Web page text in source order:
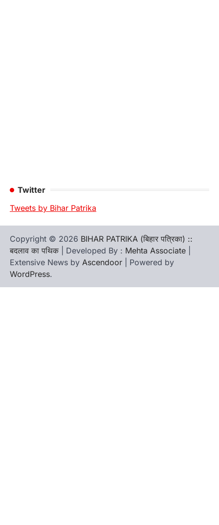
Twitter
Tweets by Bihar Patrika
Copyright © 2026 BIHAR PATRIKA (बिहार पत्रिका) ::
बदलाव का पथिक | Developed By : Mehta Associate
Extensive News by Ascendoor | Powered by
WordPress.